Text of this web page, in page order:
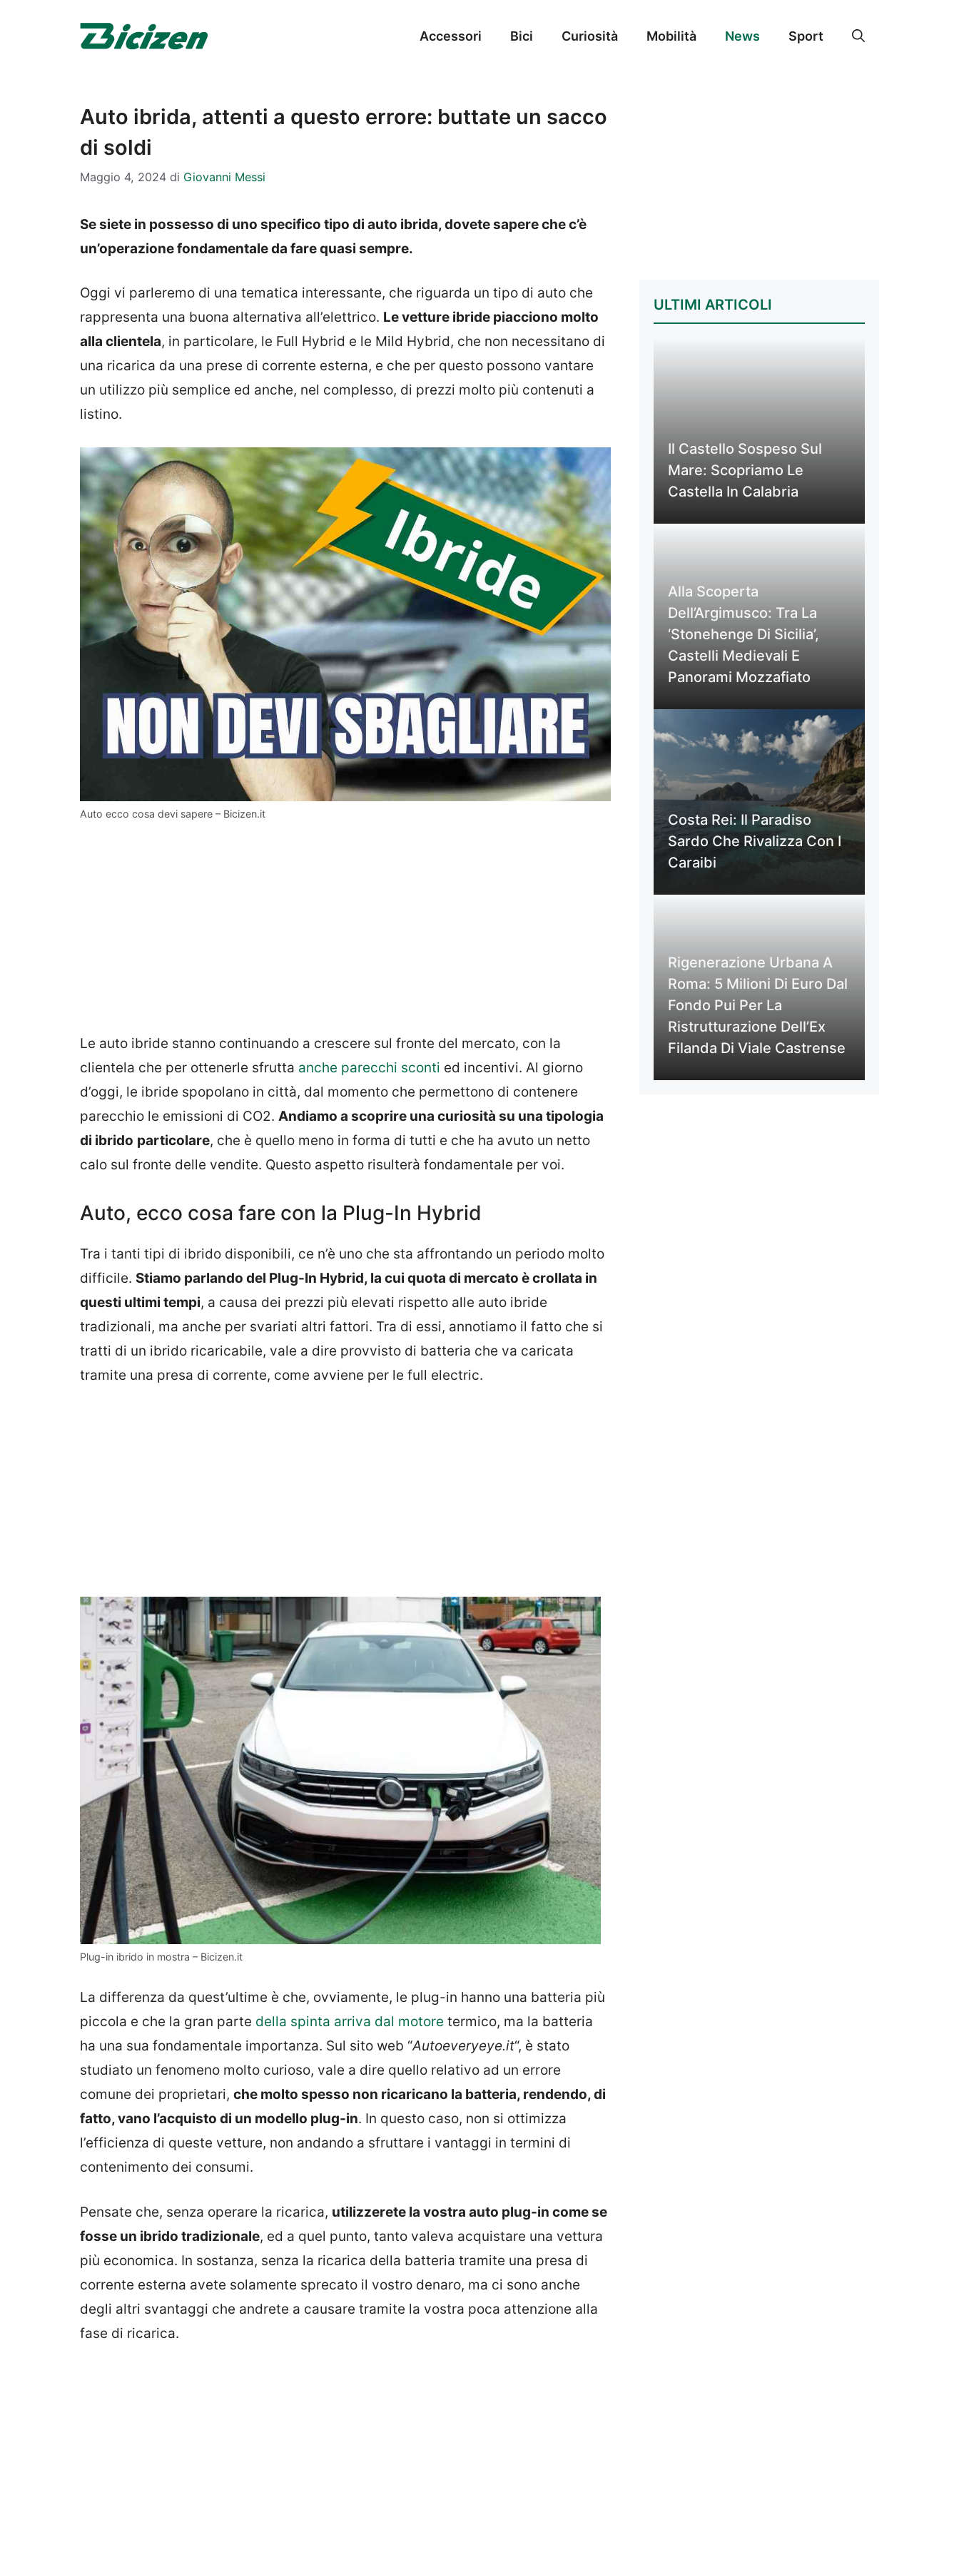
Accessori Bici Curiosità Mobilità News Sport
Auto ibrida, attenti a questo errore: buttate un sacco
di soldi
Maggio 4, 2024 di Giovanni Messi
Se siete in possesso di uno specifico tipo di auto ibrida, dovete sapere che c’è
un’operazione fondamentale da fare quasi sempre.
Oggi vi parleremo di una tematica interessante, che riguarda un tipo di auto che
rappresenta una buona alternativa all’elettrico. Le vetture ibride piacciono molto
alla clientela, in particolare, le Full Hybrid e le Mild Hybrid, che non necessitano di
una ricarica da una prese di corrente esterna, e che per questo possono vantare
un utilizzo più semplice ed anche, nel complesso, di prezzi molto più contenuti a
listino.
Auto ecco cosa devi sapere – Bicizen.it
Le auto ibride stanno continuando a crescere sul fronte del mercato, con la
clientela che per ottenerle sfrutta anche parecchi sconti ed incentivi. Al giorno
d’oggi, le ibride spopolano in città, dal momento che permettono di contenere
parecchio le emissioni di CO2. Andiamo a scoprire una curiosità su una tipologia
di ibrido particolare, che è quello meno in forma di tutti e che ha avuto un netto
calo sul fronte delle vendite. Questo aspetto risulterà fondamentale per voi.
Auto, ecco cosa fare con la Plug-In Hybrid
Tra i tanti tipi di ibrido disponibili, ce n’è uno che sta affrontando un periodo molto
difficile. Stiamo parlando del Plug-In Hybrid, la cui quota di mercato è crollata in
questi ultimi tempi, a causa dei prezzi più elevati rispetto alle auto ibride
tradizionali, ma anche per svariati altri fattori. Tra di essi, annotiamo il fatto che si
tratti di un ibrido ricaricabile, vale a dire provvisto di batteria che va caricata
tramite una presa di corrente, come avviene per le full electric.
Plug-in ibrido in mostra – Bicizen.it
La differenza da quest’ultime è che, ovviamente, le plug-in hanno una batteria più
piccola e che la gran parte della spinta arriva dal motore termico, ma la batteria
ha una sua fondamentale importanza. Sul sito web “Autoeveryeye.it“, è stato
studiato un fenomeno molto curioso, vale a dire quello relativo ad un errore
comune dei proprietari, che molto spesso non ricaricano la batteria, rendendo, di
fatto, vano l’acquisto di un modello plug-in. In questo caso, non si ottimizza
l’efficienza di queste vetture, non andando a sfruttare i vantaggi in termini di
contenimento dei consumi.
Pensate che, senza operare la ricarica, utilizzerete la vostra auto plug-in come se
fosse un ibrido tradizionale, ed a quel punto, tanto valeva acquistare una vettura
più economica. In sostanza, senza la ricarica della batteria tramite una presa di
corrente esterna avete solamente sprecato il vostro denaro, ma ci sono anche
degli altri svantaggi che andrete a causare tramite la vostra poca attenzione alla
fase di ricarica.
ULTIMI ARTICOLI
Il Castello Sospeso Sul
Mare: Scopriamo Le
Castella In Calabria
Alla Scoperta
Dell’Argimusco: Tra La
‘Stonehenge Di Sicilia’,
Castelli Medievali E
Panorami Mozzafiato
Costa Rei: Il Paradiso
Sardo Che Rivalizza Con I
Caraibi
Rigenerazione Urbana A
Roma: 5 Milioni Di Euro Dal
Fondo Pui Per La
Ristrutturazione Dell’Ex
Filanda Di Viale Castrense